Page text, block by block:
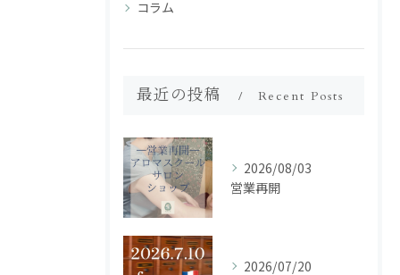
コラム
最近の投稿 Recent Posts
2026/08/03
営業再開
2026/07/20